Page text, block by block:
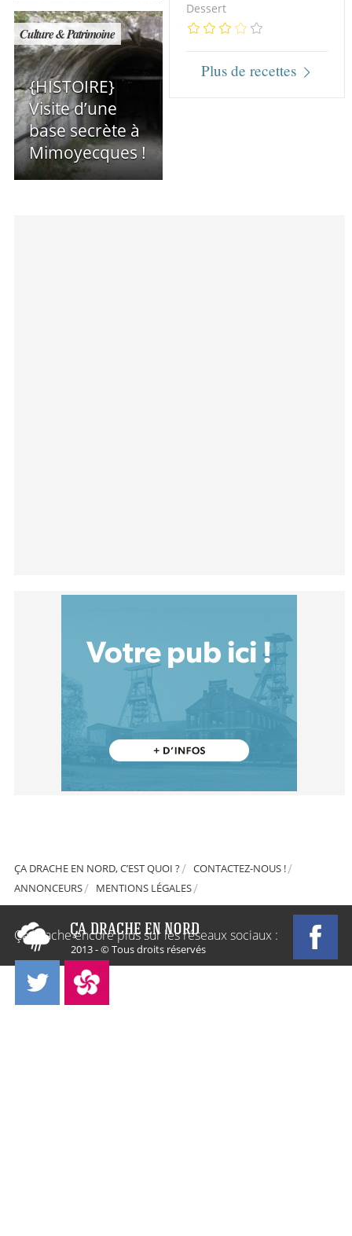
Culture & Patrimoine
{HISTOIRE}
Visite d’une
base secrète à
Mimoyecques !
Dessert
Plus de recettes
ÇA DRACHE EN NORD, C’EST QUOI ?
CONTACTEZ-NOUS !
ANNONCEURS
MENTIONS LÉGALES
2013 - © Tous droits réservés
Ça Drache encore plus sur les réseaux sociaux :